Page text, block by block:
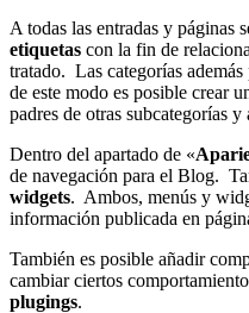
A todas las entradas y páginas
etiquetas con la fin de
tratado. Las categorías
de este modo es posible crear
padres de otras subcategorías y
Dentro del apartado de «
de navegación para el Blog.
widgets. Ambos, menús y
información publicada en
También es posible añadir
cambiar ciertos
plugings.